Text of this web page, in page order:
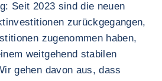
Seit 2023 sind die neuen
zurückgegangen,
zugenommen haben,
weitgehend stabilen
gehen davon aus, dass